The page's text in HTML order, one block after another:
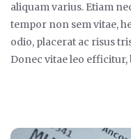
aliquam varius. Etiam
tempor non sem vitae,
odio, placerat ac risus
Donec vitae leo